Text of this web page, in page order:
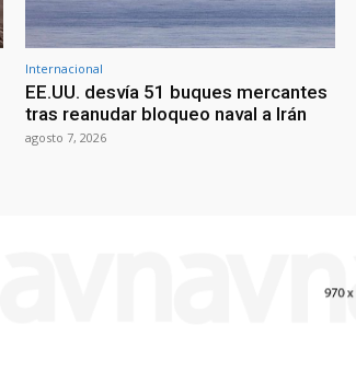
Internacional
EE.UU. desvía 51 buques mercantes
tras reanudar bloqueo naval a Irán
agosto 7, 2026